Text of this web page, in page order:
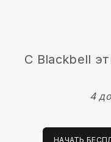
С Blackbell
4
НАЧАТЬ